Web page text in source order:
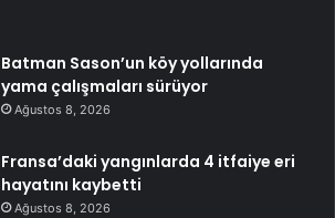
Batman Sason’un köy yollarında
yama çalışmaları sürüyor
Ağustos 8, 2026
Fransa’daki yangınlarda 4 itfaiye eri
hayatını kaybetti
Ağustos 8, 2026